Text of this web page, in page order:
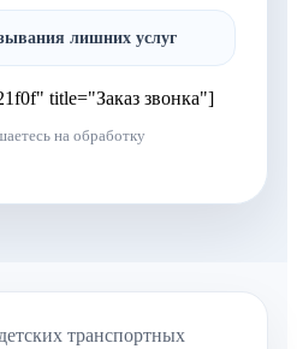
лишних услуг
title="Заказ звонка"]
на обработку
транспортных